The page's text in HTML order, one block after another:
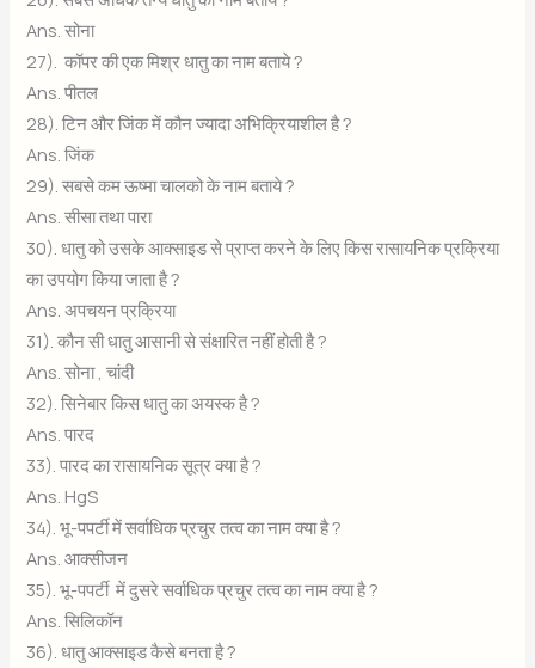
Ans. सोना
27). कॉपर की एक मिश्र धातु का नाम बताये ?
Ans. पीतल
28). टिन और जिंक में कौन ज्यादा अभिक्रियाशील है ?
Ans. जिंक
29). सबसे कम ऊष्मा चालको के नाम बताये ?
Ans. सीसा तथा पारा
30). धातु को उसके आक्साइड से प्राप्त करने के लिए किस रासायनिक प्रक्रिया
का उपयोग किया जाता है ?
Ans. अपचयन प्रक्रिया
31). कौन सी धातु आसानी से संक्षारित नहीं होती है ?
Ans. सोना , चांदी
32). सिनेबार किस धातु का अयस्क है ?
Ans. पारद
33). पारद का रासायनिक सूत्र क्या है ?
Ans. HgS
34). भू-पपर्टी में सर्वाधिक प्रचुर तत्व का नाम क्या है ?
Ans. आक्सीजन
35). भू-पपर्टी में दुसरे सर्वाधिक प्रचुर तत्व का नाम क्या है ?
Ans. सिलिकॉन
36). धातु आक्साइड कैसे बनता है ?